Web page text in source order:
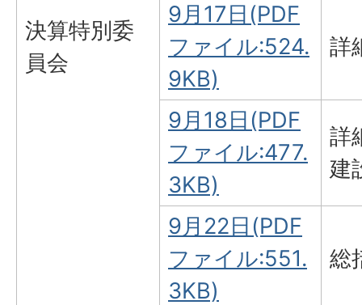
決算特別委
員会
9月17日(PDF
ファイル:524.
9KB)
詳
9月18日(PDF
ファイル:477.
3KB)
詳
建
9月22日(PDF
ファイル:551.
3KB)
総